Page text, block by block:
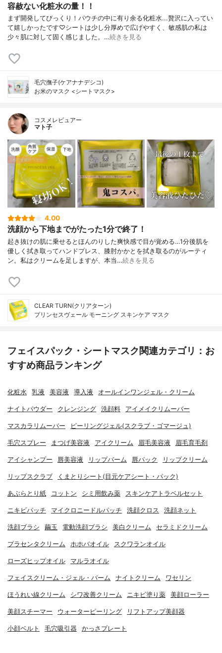
容赦ない化粧水の量！！
まず開発してびっくり！パウチの中に有り余る化粧水...贅沢に入ってい
て嬉しかったです♡シートは少し分厚めで広げやすく、敏感肌の私は
少々肌に対して固く感じました。…続きを見る
毛穴撫子(ケアナナデシコ)
お米のマスク <シートマスク>
コスメレビュアー
マト子
4.00
洗顔から下地までがたった1分で終了！
起き抜けの肌に乗せるとほんのりした爽快感で目が覚める…1分後肌を
優しく拭き取ってハンドプレス、膝肘かかとを拭き取るのがルーティ
ン。私はクリームを足しますが、本当…続きを見る
CLEAR TURN(クリアターン)
プリンセスヴェール モーニング スキンケア マスク
フェイスパック・シートマスク関連カテゴリ：お
すすめ商品ランキング
化粧水 乳液 美容液 導入液 オールインワンジェル・クリーム
ナイトパウダー クレンジング 洗顔料 アイメイクリムーバー
マスカラリムーバー ピーリングジェル(スクラブ・ゴマージュ)
毛穴スプレー まつげ美容液 アイクリーム 眉毛美容液 眉毛育毛剤
アイシャンプー 唇美容液 リップバーム 唇パック リップクリーム
リップスクラブ くまとりシート(目元ケアシート・パック)
あぶらとり紙 コットン シミ用飲み薬 スキンケアトラベルセット
ニキビパッチ マイクロニードルパッチ 洗顔クロス 洗顔ネット
洗顔ブラシ 繭玉 電動洗顔ブラシ 美白クリーム セラミドクリーム
プラセンタクリーム ホホバオイル スクワランオイル
ローズヒップオイル マルラオイル
フェイスクリーム・ジェル・バーム ナイトクリーム ワセリン
ほうれい線クリーム シワ改善クリーム ニキビ塗り薬 美顔ローラー
美顔スチーマー ウォーターピーリング リフトアップ美顔器
小顔ベルト 毛穴吸引器 かっさプレート